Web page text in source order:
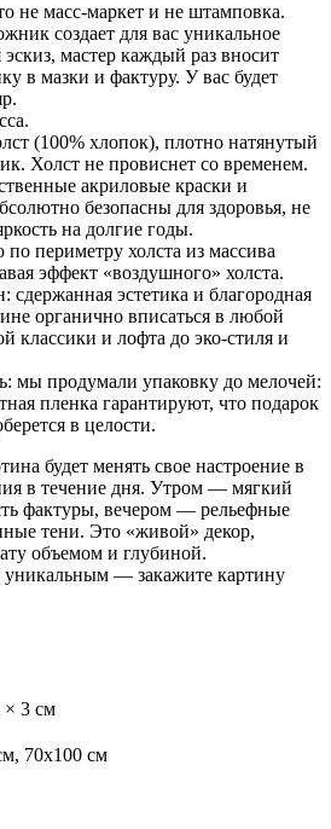
не масс-маркет и не штамповка.
создает для вас уникальное
мастер каждый раз вносит
в мазки и фактуру. У вас будет
(100% хлопок), плотно натянутый
Холст не провиснет со временем.
акриловые краски и
безопасны для здоровья, не
на долгие годы.
периметру холста из массива
эффект «воздушного» холста.
сдержанная эстетика и благородная
органично вписаться в любой
классики и лофта до эко-стиля и
мы продумали упаковку до мелочей:
пленка гарантируют, что подарок
в целости.
будет менять свое настроение в
в течение дня. Утром — мягкий
фактуры, вечером — рельефные
тени. Это «живой» декор,
объемом и глубиной.
уникальным — закажите картину
× 3 см
70х100 см